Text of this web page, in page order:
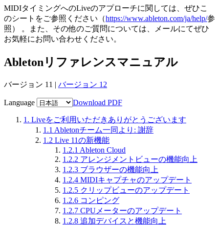
MIDIタイミングへのLiveのアプローチに関しては、ぜひこ
のシートをご参照ください （https://www.ableton.com/ja/help/参
照）
。また、その他のご質問については、メールにてぜひ
お気軽にお問い合わせください。
Abletonリファレンスマニュアル
バージョン 11 | バージョン 12
Language Download PDF
1. Liveをご利用いただきありがとうございます
1.1 Abletonチーム一同より: 謝辞
1.2 Live 11の新機能
1.2.1 Ableton Cloud
1.2.2 アレンジメントビューの機能向上
1.2.3 ブラウザーの機能向上
1.2.4 MIDIキャプチャのアップデート
1.2.5 クリップビューのアップデート
1.2.6 コンピング
1.2.7 CPUメーターのアップデート
1.2.8 追加デバイスと機能向上